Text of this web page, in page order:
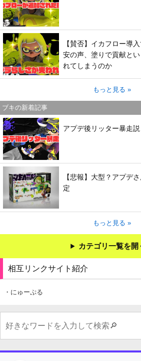
【賛否】イカフロー導
安の声、塗りで貢献と
れてしまうのか
もっと見る »
ブキの新着記事
アプデ後リッター暴走説
【悲報】大型？アプデ
定
もっと見る »
カテゴリ一覧を開
相互リンクサイト紹介
・にゅーぷる